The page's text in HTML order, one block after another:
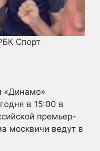
Спорт
«Динамо»
в 15:00 в
премьер-
москвичи ведут в